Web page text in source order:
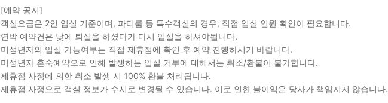
[예약 공지]
객실요금은 2인 입실 기준이며, 파티룸 등 특수객실의 경우, 직접 입실 인원 확인이 필요합니다.
연박 예약건은 낮에 퇴실을 하셨다가 다시 입실을 하셔야됩니다.
미성년자의 입실 가능여부는 직접 제휴점에 확인 후 예약 진행하시기 바랍니다.
미성년자 혼숙예약으로 인해 발생하는 입실 거부에 대해서는 취소/환불이 불가합니다.
제휴점 사정에 의한 취소 발생 시 100% 환불 처리됩니다.
제휴점 사정으로 객실 정보가 수시로 변경될 수 있습니다. 이로 인한 불이익은 당사가 책임지지 않습니다.